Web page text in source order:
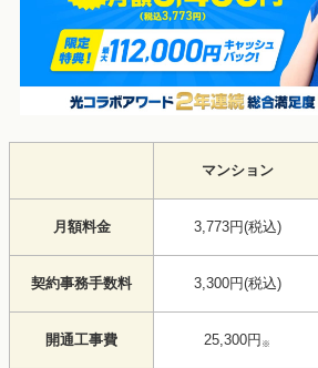
マンション
月額料金 3,773円(税込)
契約事務手数料 3,300円(税込)
開通工事費 25,300円 ※